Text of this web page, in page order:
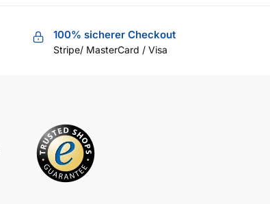
100% sicherer Checkout
Stripe/ MasterCard / Visa